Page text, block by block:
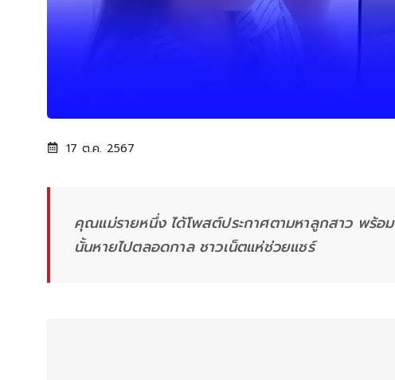
17 ต.ค. 2567
คุณแม่รายหนึ่ง ได้โพสต์ประกาศตามหาลูกสาว พร้อ
นั้นหายไปตลอดกาล ชาวเน็ตแห่ช่วยแชร์